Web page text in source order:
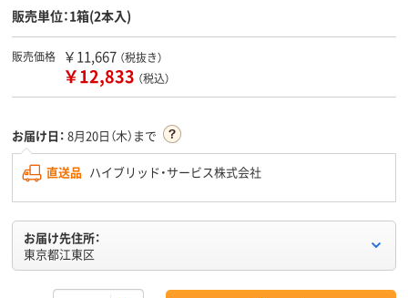
販売単位：1箱(2本入)
販売価格 ￥11,667 （税抜き）
￥12,833 （税込）
お届け日： 8月20日（木）まで
直送品 ハイブリッド・サービス株式会社
お届け先住所：
東京都江東区